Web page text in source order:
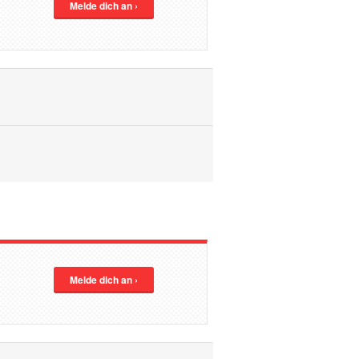
Melde dich an ›
Melde dich an ›